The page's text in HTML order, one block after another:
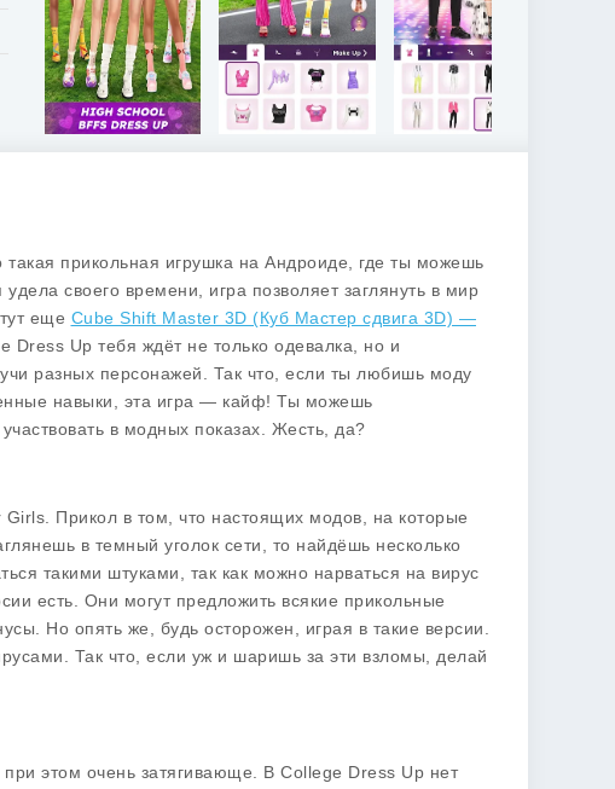
прикольная игрушка на Андроиде, где ты можешь
своего времени, игра позволяет заглянуть в мир
еще Cube Shift Master 3D (Куб Мастер сдвига 3D) —
Up тебя ждёт не только одевалка, но и
разных персонажей. Так что, если ты любишь моду
навыки, эта игра — кайф! Ты можешь
в модных показах. Жесть, да?
Girls . Прикол в том, что настоящих модов, на которые
в темный уголок сети, то найдёшь несколько
такими штуками, так как можно нарваться на вирус
есть. Они могут предложить всякие прикольные
Но опять же, будь осторожен, играя в такие версии.
Так что, если уж и шаришь за эти взломы, делай
этом очень затягивающе. В College Dress Up нет